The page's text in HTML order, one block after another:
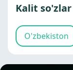
Kalit so'zlar
O'zbekiston